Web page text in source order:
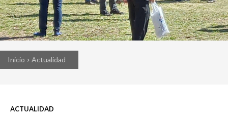
Inicio Actualidad
ACTUALIDAD